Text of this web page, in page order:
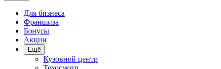
Для бизнеса
Франшиза
Бонусы
Акции
Ещё
Кузовной центр